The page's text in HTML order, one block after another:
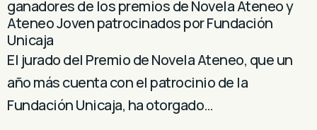
ganadores de los premios de Novela Ateneo y
Ateneo Joven patrocinados por Fundación
Unicaja
El jurado del Premio de Novela Ateneo, que un
año más cuenta con el patrocinio de la
Fundación Unicaja, ha otorgado…